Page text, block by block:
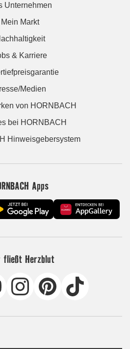
Unternehmen
Mein Markt
& Karriere
Medien
von HORNBACH
bei HORNBACH
Hinweisgebersystem
Apps
fließt Herzblut